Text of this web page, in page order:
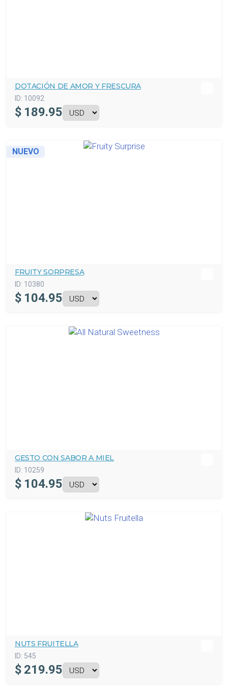
DOTACIÓN DE AMOR Y FRESCURA
ID: 10092
$ 189.95
NUEVO
FRUITY SORPRESA
ID: 10380
$ 104.95
GESTO CON SABOR A MIEL
ID: 10259
$ 104.95
NUTS FRUITELLA
ID: 545
$ 219.95